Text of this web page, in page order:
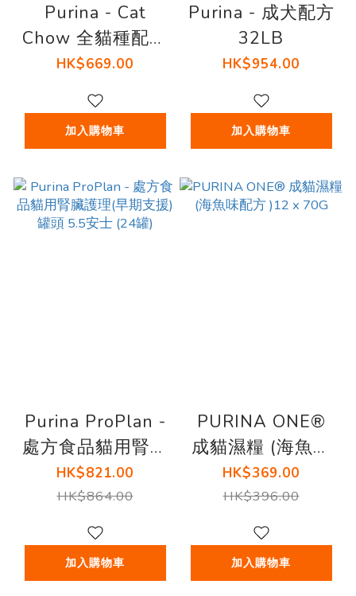
Purina - Cat
Chow 全貓種配方
15LBS
HK$669.00
加入購物車
Purina - 成犬配方
32LB
HK$954.00
加入購物車
Purina ProPlan -
處方食品貓用腎臟
護理(早期支援)罐
頭 5.5安士 (24罐)
HK$821.00
HK$864.00
加入購物車
PURINA ONE®
成貓濕糧 (海魚味
配方 )12 x 70G
HK$369.00
HK$396.00
加入購物車